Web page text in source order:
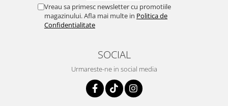
Vreau sa primesc newsletter cu promotiile
magazinului. Afla mai multe in Politica de
Confidentialitate
SOCIAL
Urmareste-ne in social media